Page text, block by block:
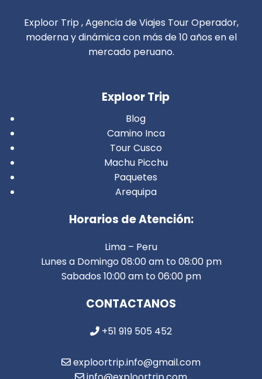
Exploor Trip , Agencia de Viajes Tour Operador,
moderna y dinámica con más de 10 años en el
mercado peruano.
Exploor Trip
Blog
Camino Inca
Tour Cusco
Machu Picchu
Paquetes
Arequipa
Horarios de Atención:
Lima – Peru
Lunes a Domingo 08:00 am to 08:00 pm
Sabados 10:00 am to 06:00 pm
CONTACTANOS
+51 919 505 452
exploortrip.info@gmail.com